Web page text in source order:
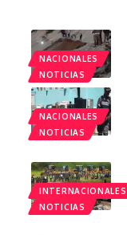
NACIONALES
NOTICIAS
NACIONALES
NOTICIAS
INTERNACIONALES
NOTICIAS